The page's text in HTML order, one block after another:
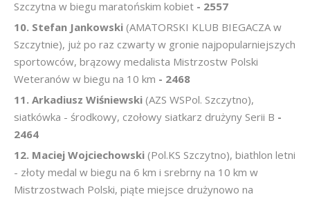
Szczytna w biegu maratońskim kobiet - 2557
10. Stefan Jankowski (AMATORSKI KLUB BIEGACZA w
Szczytnie), już po raz czwarty w gronie najpopularniejszych
sportowców, brązowy medalista Mistrzostw Polski
Weteranów w biegu na 10 km - 2468
11. Arkadiusz Wiśniewski (AZS WSPol. Szczytno),
siatkówka - środkowy, czołowy siatkarz drużyny Serii B -
2464
12. Maciej Wojciechowski (Pol.KS Szczytno), biathlon letni
- złoty medal w biegu na 6 km i srebrny na 10 km w
Mistrzostwach Polski, piąte miejsce drużynowo na